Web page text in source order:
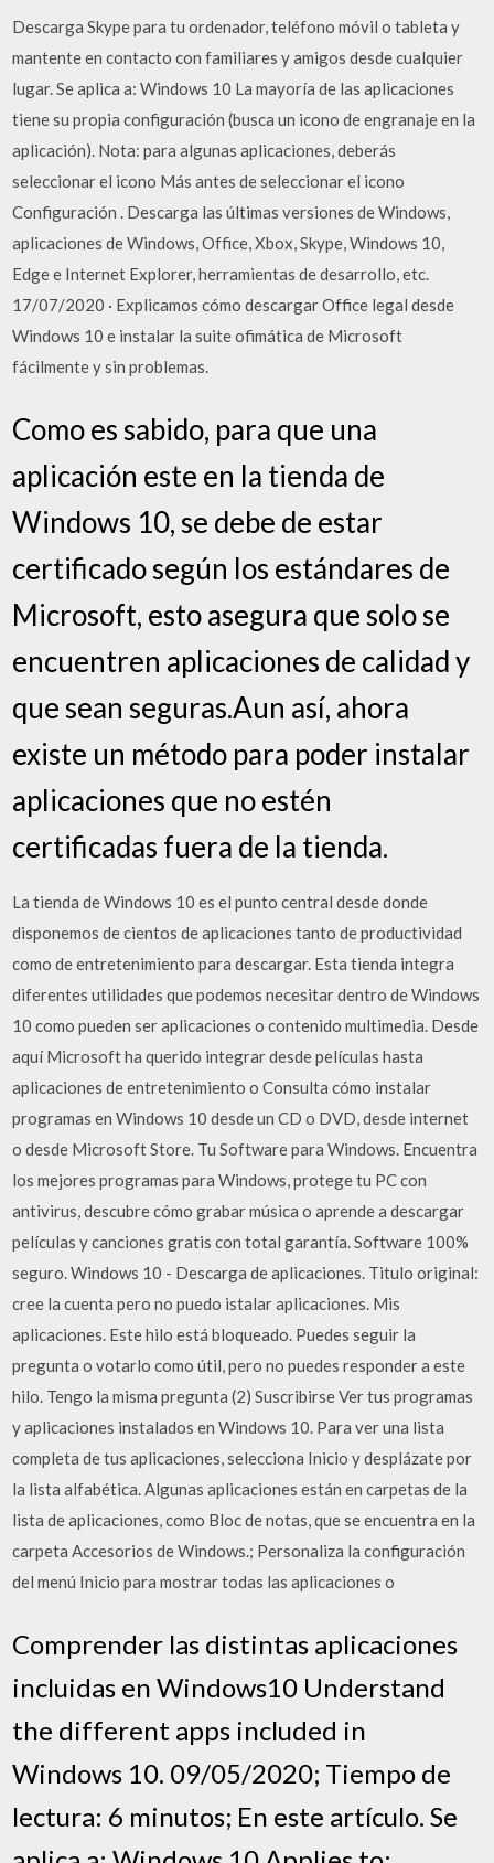
Descarga Skype para tu ordenador, teléfono móvil o tableta y
mantente en contacto con familiares y amigos desde cualquier
lugar. Se aplica a: Windows 10 La mayoría de las aplicaciones
tiene su propia configuración (busca un icono de engranaje en la
aplicación). Nota: para algunas aplicaciones, deberás
seleccionar el icono Más antes de seleccionar el icono
Configuración . Descarga las últimas versiones de Windows,
aplicaciones de Windows, Office, Xbox, Skype, Windows 10,
Edge e Internet Explorer, herramientas de desarrollo, etc.
17/07/2020 · Explicamos cómo descargar Office legal desde
Windows 10 e instalar la suite ofimática de Microsoft
fácilmente y sin problemas.
Como es sabido, para que una
aplicación este en la tienda de
Windows 10, se debe de estar
certificado según los estándares de
Microsoft, esto asegura que solo se
encuentren aplicaciones de calidad y
que sean seguras.Aun así, ahora
existe un método para poder instalar
aplicaciones que no estén
certificadas fuera de la tienda.
La tienda de Windows 10 es el punto central desde donde
disponemos de cientos de aplicaciones tanto de productividad
como de entretenimiento para descargar. Esta tienda integra
diferentes utilidades que podemos necesitar dentro de Windows
10 como pueden ser aplicaciones o contenido multimedia. Desde
aquí Microsoft ha querido integrar desde películas hasta
aplicaciones de entretenimiento o Consulta cómo instalar
programas en Windows 10 desde un CD o DVD, desde internet
o desde Microsoft Store. Tu Software para Windows. Encuentra
los mejores programas para Windows, protege tu PC con
antivirus, descubre cómo grabar música o aprende a descargar
películas y canciones gratis con total garantía. Software 100%
seguro. Windows 10 - Descarga de aplicaciones. Titulo original:
cree la cuenta pero no puedo istalar aplicaciones. Mis
aplicaciones. Este hilo está bloqueado. Puedes seguir la
pregunta o votarlo como útil, pero no puedes responder a este
hilo. Tengo la misma pregunta (2) Suscribirse Ver tus programas
y aplicaciones instalados en Windows 10. Para ver una lista
completa de tus aplicaciones, selecciona Inicio y desplázate por
la lista alfabética. Algunas aplicaciones están en carpetas de la
lista de aplicaciones, como Bloc de notas, que se encuentra en la
carpeta Accesorios de Windows.; Personaliza la configuración
del menú Inicio para mostrar todas las aplicaciones o
Comprender las distintas aplicaciones
incluidas en Windows10 Understand
the different apps included in
Windows 10. 09/05/2020; Tiempo de
lectura: 6 minutos; En este artículo. Se